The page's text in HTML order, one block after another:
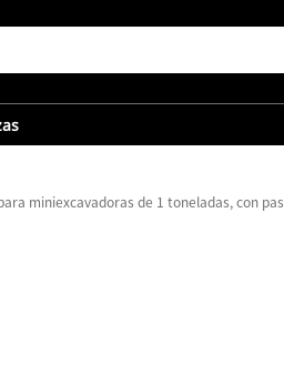
miniexcavadoras de 1 toneladas, con